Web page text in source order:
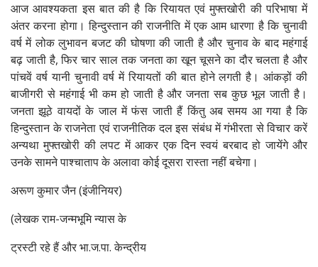
आज आवश्यकता इस बात की है कि रियायत एवं मुफ्तखोरी की परिभाषा में
अंतर करना होगा। हिन्दुस्तान की राजनीति में एक आम धारणा है कि चुनावी
वर्ष में लोक लुभावन बजट की घोषणा की जाती है और चुनाव के बाद महंगाई
बढ़ जाती है, फिर चार साल तक जनता का खून चूसने का दौर चलता है और
पांचवें वर्ष यानी चुनावी वर्ष में रियायतों की बात होने लगती है। आंकड़ों की
बाजीगरी से महंगाई भी कम हो जाती है और जनता सब कुछ भूल जाती है।
जनता झूठे वायदों के जाल में फंस जाती हैं किंतु अब समय आ गया है कि
हिन्दुस्तान के राजनेता एवं राजनीतिक दल इस संबंध में गंभीरता से विचार करें
अन्यथा मुफ्तखोरी की लपट में आकर एक दिन स्वयं बरबाद हो जायेंगे और
उनके सामने पाश्चाताप के अलावा कोई दूसरा रास्ता नहीं बचेगा।
अरूण कुमार जैन (इंजीनियर)
(लेखक राम-जन्मभूमि न्यास के
ट्रस्टी रहे हैं और भा.ज.पा. केन्द्रीय